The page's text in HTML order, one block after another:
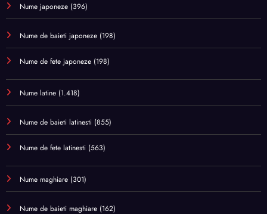
Nume japoneze (396)
Nume de baieti japoneze (198)
Nume de fete japoneze (198)
Nume latine (1.418)
Nume de baieti latinesti (855)
Nume de fete latinesti (563)
Nume maghiare (301)
Nume de baieti maghiare (162)